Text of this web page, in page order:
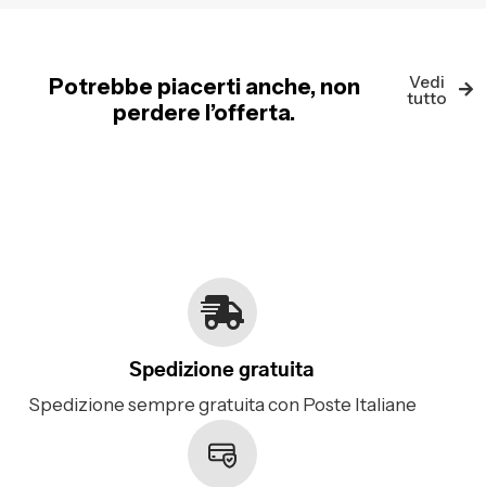
Potrebbe piacerti anche, non
perdere l’offerta.
Vedi
tutto
Spedizione gratuita
Spedizione sempre gratuita con Poste Italiane